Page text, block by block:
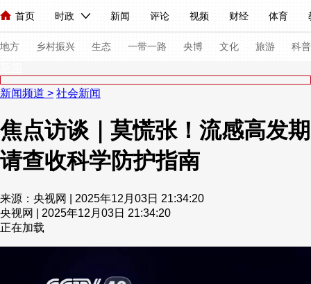
首页 时政 新闻 评论 视频 财经 体育
人民领袖习近平 联播+ 中国领导人 央视快评 习式妙语
直播 栏目大全 节目单 听音 微视频 主持人
海外频道 iPanda English Монгол
地方 乡村振兴 生态 一带一路 央博 文化 旅游 科普
总台春晚 网络春晚
新闻 国内 国际 评论 经济
视频 小央视频 小央直播
新闻频道 > 社会新闻
焦点访谈｜莫慌张！流感高发期
请查收科学防护指南
来源：央视网 | 2025年12月03日 21:34:20
央视网 | 2025年12月03日 21:34:20
正在加载